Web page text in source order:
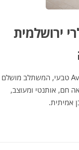
ירושלמית
אריח גרניט פורצלן דמוי אבן ירושלמית בגוון Avorio טבעי, המשתלב מושלם
חם, אותנטי ומעוצב,
אמיתית.